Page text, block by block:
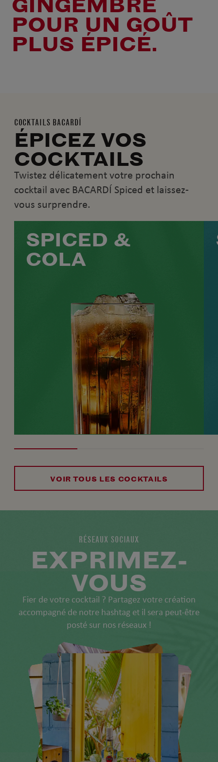
GINGEMBRE
POUR UN GOÛT
PLUS ÉPICÉ.
COCKTAILS BACARDÍ
ÉPICEZ VOS
COCKTAILS
Twistez délicatement votre prochain
cocktail avec BACARDÍ Spiced et laissez-
vous surprendre.
SPICED &
COLA
VOIR TOUS LES COCKTAILS
RÉSEAUX SOCIAUX
EXPRIMEZ-
VOUS
Fier de votre cocktail ? Partagez votre création
accompagné de notre hashtag et il sera peut-être
posté sur nos réseaux !